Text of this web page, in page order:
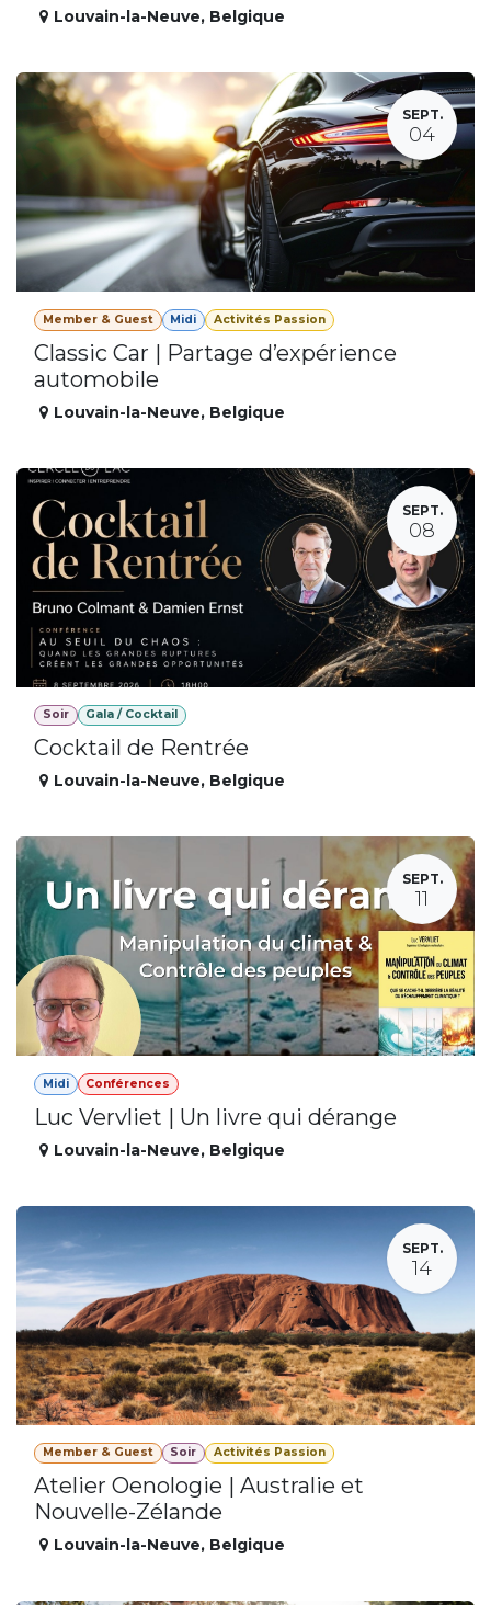
Louvain-la-Neuve, Belgique
SEPT.
04
Member & Guest Midi Activités Passion
Classic Car | Partage d’expérience
automobile
Louvain-la-Neuve, Belgique
SEPT.
08
Soir Gala / Cocktail
Cocktail de Rentrée
Louvain-la-Neuve, Belgique
SEPT.
11
Midi Conférences
Luc Vervliet | Un livre qui dérange
Louvain-la-Neuve, Belgique
SEPT.
14
Member & Guest Soir Activités Passion
Atelier Oenologie | Australie et
Nouvelle-Zélande
Louvain-la-Neuve, Belgique